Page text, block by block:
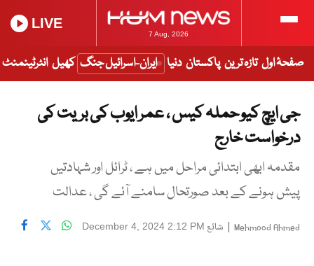
7 Aug, 2026
LIVE
صفحۂ اول تازہ ترین پاکستان دنیا ایران-اسرائیل جنگ کھیل انٹرٹینمنٹ
جی ایچ کیو حملہ کیس ، عمر ایوب کی بریت کی
درخواست خارج
مقدمہ ابھی ابتدائی مراحل میں ہے ، ٹرائل اور شہادتیں
پیش ہونے کے بعد صورتحال سامنے آئے گی ، عدالت
Mehmood Ahmed
| شائع December 4, 2024 2:12 PM